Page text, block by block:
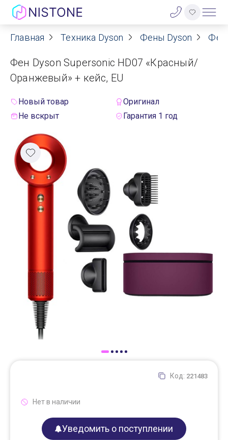
Акции
О нас
Договор оферты
Реквизиты
Контакты
Гарантия
Оплата
Доставка
Самовывоз
Trade-In
Главная Техника Dyson Фены Dyson Фен
Фен Dyson Supersonic HD07 «Красный/
Оранжевый» + кейс, EU
Новый товар
Оригинал
Не вскрыт
Гарантия 1 год
Код: 221483
Нет в наличии
Уведомить о поступлении